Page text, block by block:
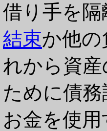
借り手を
結束か他の
れから資
ために債
お金を使